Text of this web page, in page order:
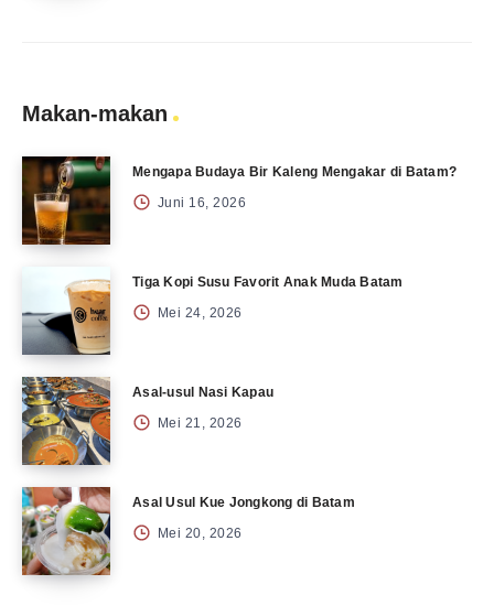
Makan-makan
Mengapa Budaya Bir Kaleng Mengakar di Batam?
Juni 16, 2026
Tiga Kopi Susu Favorit Anak Muda Batam
Mei 24, 2026
Asal-usul Nasi Kapau
Mei 21, 2026
Asal Usul Kue Jongkong di Batam
Mei 20, 2026